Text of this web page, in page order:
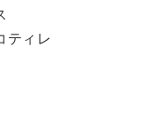
ティレ